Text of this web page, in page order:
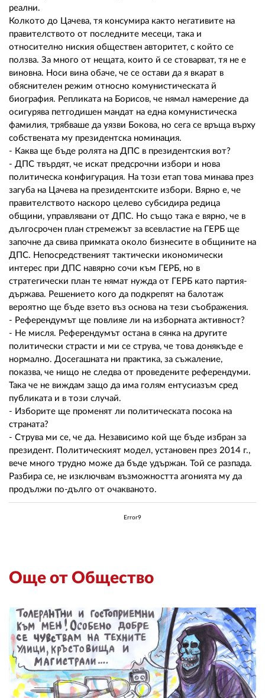
реални.
Колкото до Цачева, тя консумира както негативите на
правителството от последните месеци, така и
относително ниския обществен авторитет, с който се
ползва. За много от нещата, които й се стоварват, тя не е
виновна. Носи вина обаче, че се остави да я вкарат в
обяснителен режим относно комунистическата й
биография. Репликата на Борисов, че нямал намерение да
осигурява петгодишен мандат на една комунистическа
фамилия, трябваше да уязви Бокова, но сега се връща върху
собствената му президентска номинация.
- Каква ще бъде ролята на ДПС в президентския вот?
- ДПС твърдят, че искат предсрочни избори и нова
политическа конфигурация. На този етап това минава през
загуба на Цачева на президентските избори. Вярно е, че
правителството наскоро целево субсидира редица
общини, управлявани от ДПС. Но също така е вярно, че в
дългосрочен план стремежът за всевластие на ГЕРБ ще
започне да свива примката около бизнесите в общините на
ДПС. Непосредственият тактически икономически
интерес при ДПС навярно сочи към ГЕРБ, но в
стратегически план те нямат нужда от ГЕРБ като партия-
държава. Решението кого да подкрепят на балотаж
вероятно ще бъде взето въз основа на тези съображения.
- Референдумът ще повлияе ли на изборната активност?
- Не мисля. Референдумът остана в сянка на другите
политически страсти и ми се струва, че това донякъде е
нормално. Досегашната ни практика, за съжаление,
показва, че нищо не следва от проведените референдуми.
Така че не виждам защо да има голям ентусиазъм сред
публиката и в този случай.
- Изборите ще променят ли политическата посока на
страната?
- Струва ми се, че да. Независимо кой ще бъде избран за
президент. Политическият модел, установен през 2014 г.,
вече много трудно може да бъде удържан. Той се разпада.
Разбира се, не изключвам възможността агонията му да
продължи по-дълго от очакваното.
Error9
Още от Общество